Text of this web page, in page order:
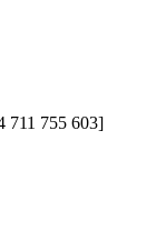
711 755 603]